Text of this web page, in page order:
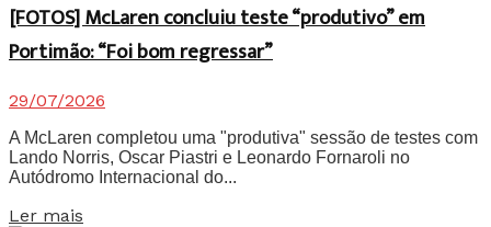
[FOTOS] McLaren concluiu teste “produtivo” em
Portimão: “Foi bom regressar”
29/07/2026
A McLaren completou uma "produtiva" sessão de testes com
Lando Norris, Oscar Piastri e Leonardo Fornaroli no
Autódromo Internacional do...
Ler mais